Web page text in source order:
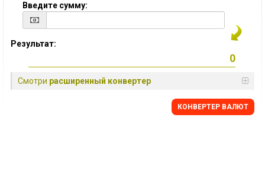
Введите сумму:
Результат:
Смотри расширенный конвертер
КОНВЕРТЕР ВАЛЮТ